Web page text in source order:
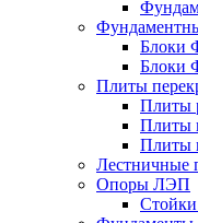
Блоки
Блоки
Плиты
Плиты
Плиты
Плиты
Лестничные
Опоры ЛЭП